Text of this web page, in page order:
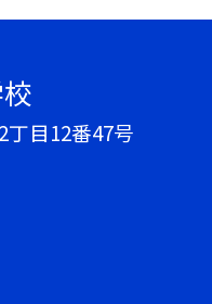
目12番47号